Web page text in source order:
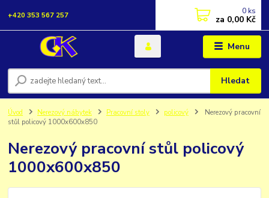
Menu
Hledat
+420 353 567 257 0 ks
za 0,00 Kč
Úvod Nerezový nábytek Pracovní stoly policový
Nerezový pracovní
stůl policový 1000x600x850
Nerezový pracovní stůl policový
1000x600x850